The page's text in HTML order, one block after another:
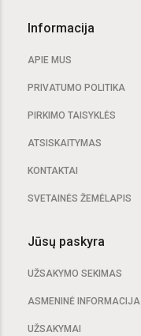
Informacija
APIE MUS
PRIVATUMO POLITIKA
PIRKIMO TAISYKLĖS
ATSISKAITYMAS
KONTAKTAI
SVETAINĖS ŽEMĖLAPIS
Jūsų paskyra
UŽSAKYMO SEKIMAS
ASMENINĖ INFORMACIJA
UŽSAKYMAI